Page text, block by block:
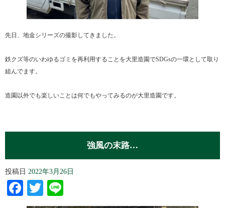
先日、地金シリーズの撮影してきました。
鉄クズ等のいわゆるゴミを再利用することを大里造園でSDGsの一環として取り
組んでます。
造園以外でも楽しいことは何でもやってみるのが大里造園です。
強風の末路…
投稿日 2022年3月26日
Facebook
Twitter